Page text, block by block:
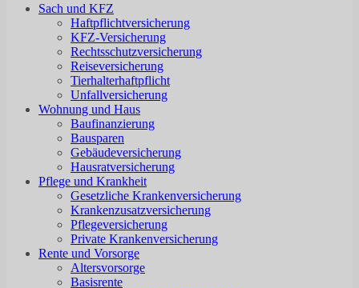
Sach und KFZ
Haftpflichtversicherung
KFZ-Versicherung
Rechtsschutzversicherung
Reiseversicherung
Tierhalterhaftpflicht
Unfallversicherung
Wohnung und Haus
Baufinanzierung
Bausparen
Gebäudeversicherung
Hausratversicherung
Pflege und Krankheit
Gesetzliche Krankenversicherung
Krankenzusatzversicherung
Pflegeversicherung
Private Krankenversicherung
Rente und Vorsorge
Altersvorsorge
Basisrente